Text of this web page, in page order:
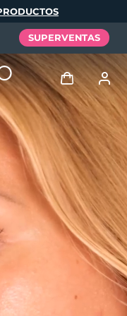
SUPERVENTAS
Iniciar sesión
Perfil de usuario
Mis dispositivos
Mis pedidos
Mis direcciones
Mis suscripciones
Español
Português
Русский